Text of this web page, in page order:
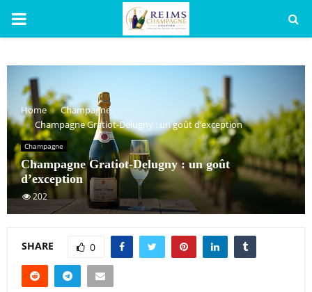
PRIMARY
Home
Champagne
Champagne Gratiot-Delugny : un goût d’exception
Champagne
Champagne Gratiot-Delugny : un goût
d’exception
202
SHARE 0